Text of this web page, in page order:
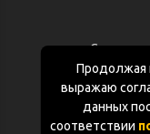
Продолжая
выражаю
данных
соответствии
Согласие